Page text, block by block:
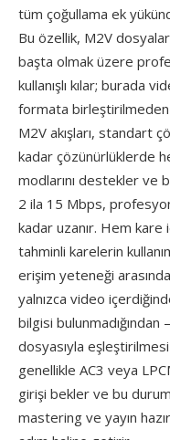
tüm çoğullama ek
Bu özellik, M2V
başta olmak üzere
kullanışlı kılar; burada
formata birleştirilmeden
M2V akışları, standart
kadar çözünürlüklerde
modlarını destekler ve
2 ila 15 Mbps,
kadar uzanır. Hem kare
tahminli karelerin
erişim yeteneği
yalnızca video
bilgisi
dosyasıyla eşleştirilmesi
genellikle AC3 veya
girişi bekler ve bu
mastering ve yayın